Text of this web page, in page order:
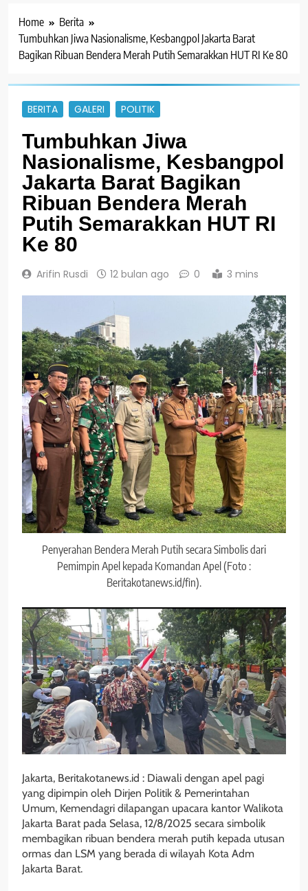
Home
Berita
Tumbuhkan Jiwa Nasionalisme, Kesbangpol Jakarta Barat
Bagikan Ribuan Bendera Merah Putih Semarakkan HUT RI Ke 80
BERITA GALERI POLITIK
Tumbuhkan Jiwa
Nasionalisme, Kesbangpol
Jakarta Barat Bagikan
Ribuan Bendera Merah
Putih Semarakkan HUT RI
Ke 80
Arifin Rusdi 12 bulan ago 0 3 mins
Penyerahan Bendera Merah Putih secara Simbolis dari
Pemimpin Apel kepada Komandan Apel (Foto :
Beritakotanews.id/fin).
Jakarta, Beritakotanews.id : Diawali dengan apel pagi
yang dipimpin oleh Dirjen Politik & Pemerintahan
Umum, Kemendagri dilapangan upacara kantor Walikota
Jakarta Barat pada Selasa, 12/8/2025 secara simbolik
membagikan ribuan bendera merah putih kepada utusan
ormas dan LSM yang berada di wilayah Kota Adm
Jakarta Barat.